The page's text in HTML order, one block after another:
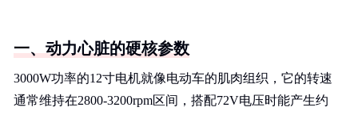
一、动力心脏的硬核参数
3000W功率的12寸电机就像电动车的肌肉组织，它的转速
通常维持在2800-3200rpm区间，搭配72V电压时能产生约